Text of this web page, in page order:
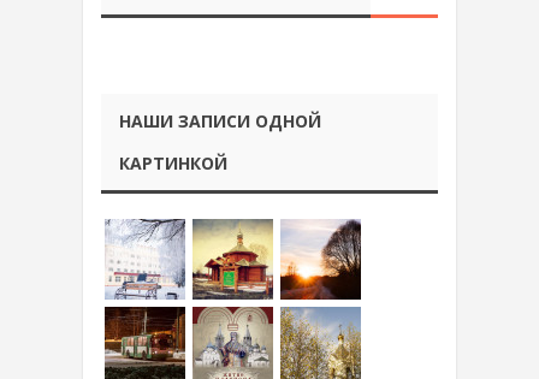
НАШИ ЗАПИСИ ОДНОЙ
КАРТИНКОЙ